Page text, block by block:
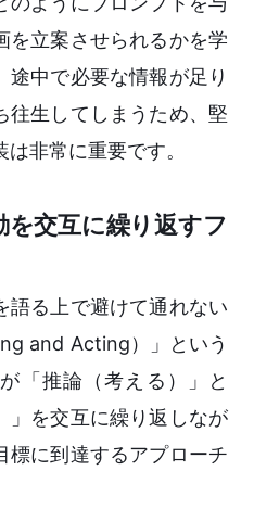
を立案させられるかを学
途中で必要な情報が足り
往生してしまうため、堅
非常に重要です。
交互に繰り返すフ
語る上で避けて通れない
and Acting）」という
「推論（考える）」と
」を交互に繰り返しなが
標に到達するアプローチ